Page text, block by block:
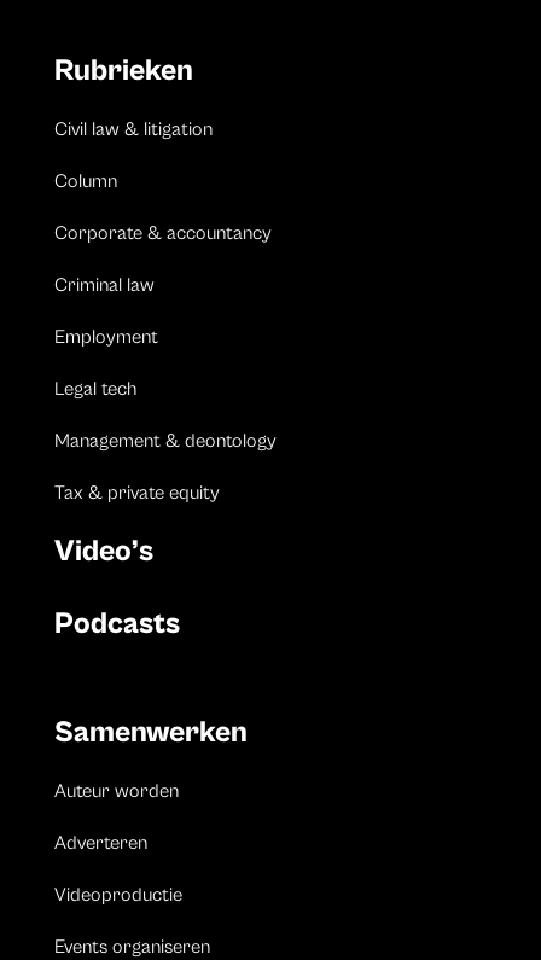
Rubrieken
Civil law & litigation
Column
Corporate & accountancy
Criminal law
Employment
Legal tech
Management & deontology
Tax & private equity
Video’s
Podcasts
Samenwerken
Auteur worden
Adverteren
Videoproductie
Events organiseren